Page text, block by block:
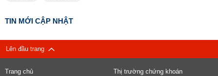
TIN MỚI CẬP NHẬT
Lên đầu trang
Trang chủ Thị trường chứng khoán